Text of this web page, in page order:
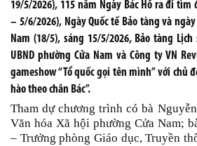
19/5/2026), 115 năm Ngày Bác Hồ ra đi tìm
– 5/6/2026), Ngày Quốc tế Bảo tàng và
Nam (18/5), sáng 15/5/2026, Bảo tàng
UBND phường Cửa Nam và Công ty VN
gameshow “Tổ quốc gọi tên mình” với chủ
hào theo chân Bác”.
Tham dự chương trình có bà
Văn hóa Xã hội phường Cửa Nam;
– Trưởng phòng Giáo dục, Truyền